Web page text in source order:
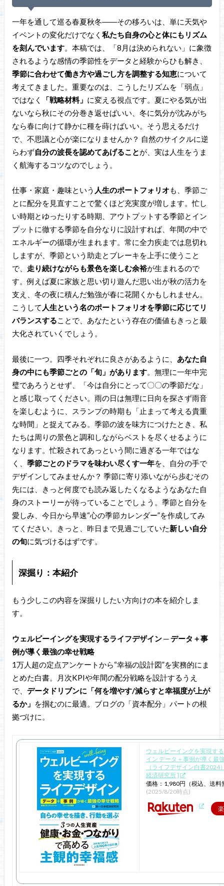
一年を通して巡る春夏秋冬――その移ろいは、単に天気や
イベントの変化だけでなく 私たち自身の心と体にもリズム
を刻んでいます。本稿では、「8月は決められない」に象徴
されるような感情の季節性をデータと経験からひも解き、
季節に合わせて働き方や過ごし方を調整する知恵について
考えてきました。重要なのは、こうしたリズムを「弱点」
ではなく
「戦略材料」 に変える視点です。夏にやる気が出
ないなら秋にその分巻き返せばいい、冬に気分が沈みがち
なら春に向けて静かに種を蒔けばいい。そう思えるだけ
で、不思議と心が楽になりませんか？ 自然のサイクルに逆
らわず自分の波長を認めてあげることが、実は人生をうま
く航海するコツなのでしょう。
仕事・家庭・趣味という 人生のポートフォリオも、季節ご
とに配分を見直すことで驚くほど充実度が増します。忙し
い時期とゆったりする時期、アウトプットする季節とイン
プットに徹する季節を自分なりに設計すれば、年間の中で
エネルギーの循環が生まれます。常に全力疾走では息切れ
しますが、季節という助走とブレーキを上手に使うこと
で、 走り続けながらも景色を楽しむ余裕が生まれるので
す。例えば夏に家族と思い切り遊んだ思い出が秋の活力を
支え、冬の夜に積んだ勉強が春に花開くかもしれません。
こうして 人生という名のポートフォリオを季節に応じてリ
バランスすることで、あなたという存在の価値もきっと最
大化されていくでしょう。
最後に一つ。四季それぞれに良さがあるように、 あなた自
身の中にも季節ごとの「旬」があります。無理に一年中完
璧であろうとせず、「今は自分にとって〇〇の季節だな」
と感じ取ってください。雨の日は無理に日向を探さず雨音
を楽しむように、スランプの時期も「止まって考える貴重
な時間」と捉えてみる。季節の波を味方につけたとき、私
たちは周りの景色と調和しながらベストを尽くせるように
なります。忙殺されてあっという間に過ぎる一年ではな
く、 季節ごとのドラマを味わい尽くす一年を、自分の手で
デザインしてみませんか？ 季節に寄り添いながら歩むその
先には、きっと何度でも読み返したくなるようなあなた自
身のストーリーが待っていることでしょう。季節と自分を
愛しみ、今日から早速“心の季節カレンダー”を作成してみ
てください。きっと、昨日まで見過ごしていた新しい自分
の旬に気づけるはずです。
深掘り：本紹介
もう少しこの内容を深掘りしたい方向けの本を紹介しま
す。
ウェルビーイングを実現するライフデザイン ─ データ＋事
例が導く最強の幸せ戦略
1万人超の定点アンケートから“幸福の設計図”を実務的にま
とめた白書。月次KPIや年間の配分戦略を設計するうえ
で、 データドリブンに「何を増やす/減らすと幸福度が上が
るか」 を掴むのに最適。ブログの「資本配分」パートの根
拠づけに。
ウェルビーイングを実現す
イン データ＋事例が導く最
（ライフデザイン白書2024
経済研究所 ]
価格：1,980円（税込、送料
(2025/8/20時点)